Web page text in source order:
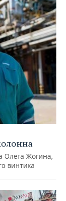
Олега Жогина,
винтика